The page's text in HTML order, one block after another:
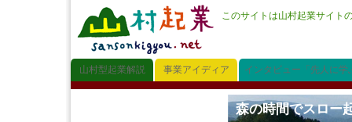
このサイトは山村起業サイト
山村型起業解説 事業アイディア インタビュー「先人に学
森の時間でスロー